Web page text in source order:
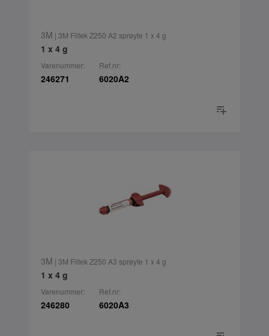
3M | 3M Filtek Z250 A2 sprøyte 1 x 4 g
1 x 4 g
Varenummer:
246271
Ref.nr:
6020A2
3M | 3M Filtek Z250 A3 sprøyte 1 x 4 g
1 x 4 g
Varenummer:
246280
Ref.nr:
6020A3